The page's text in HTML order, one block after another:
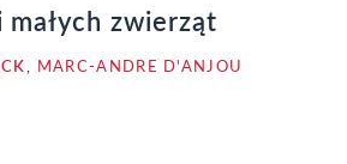
zwierząt
, MARC-ANDRE D'ANJOU